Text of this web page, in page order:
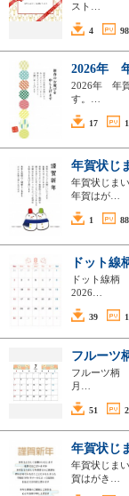
スト…
4
2026年
2026年 年
す。…
17
年賀状じ
年賀状じま
年賀はが…
1
ドット
ドット線柄
2026…
39
フルーツ
フルーツ柄
月…
51
年賀状じ
年賀状じま
賀はがき…